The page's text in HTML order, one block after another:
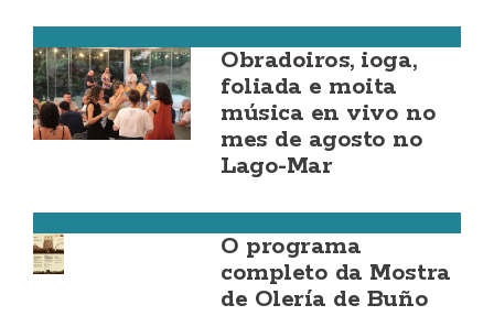
Obradoiros, ioga,
foliada e moita
música en vivo no
mes de agosto no
Lago-Mar
O programa
completo da Mostra
de Olería de Buño